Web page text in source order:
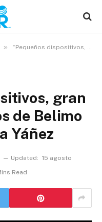
» “Pequeños dispositivos, gran impacto”: 50 años de Belimo contados por Elsa Yáñez
gran
de Belimo
Yáñez
Updated: 15 agosto
Read